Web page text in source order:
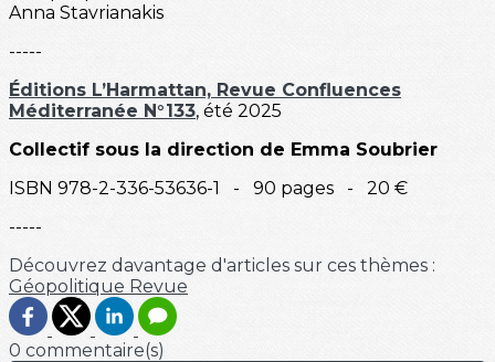
Anna Stavrianakis
-----
Éditions L’Harmattan, Revue Confluences
Méditerranée N°133, été 2025
Collectif sous la direction de Emma Soubrier
ISBN 978-2-336-53636-1 - 90 pages - 20 €
-----
Découvrez davantage d'articles sur ces thèmes :
Géopolitique Revue
0 commentaire(s)